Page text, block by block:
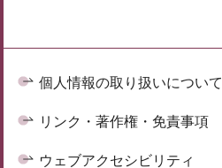
個人情報の取り扱いについて
リンク・著作権・免責事項
ウェブアクセシビリティ